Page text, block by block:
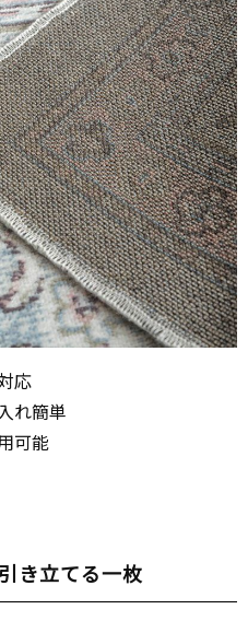
応
れ簡単
可能
き立てる一枚